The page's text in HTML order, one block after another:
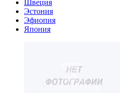
Швеция
Эстония
Эфиопия
Япония